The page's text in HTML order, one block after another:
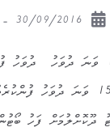
މިދިޔަ އޯގަސްޓު މަހުގެ 13 ވަނަ
ފަރަށް އަރައިގެން މިމަހުގެ 15 ވަނަ
ދޫކޮށްލުމަށް ފަހު